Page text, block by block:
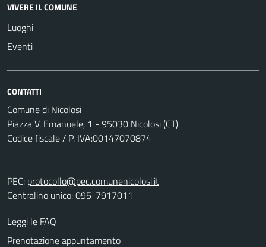
VIVERE IL COMUNE
Luoghi
Eventi
CONTATTI
Comune di Nicolosi
Piazza V. Emanuele, 1 - 95030 Nicolosi (CT)
Codice fiscale / P. IVA:00147070874
PEC: protocollo@pec.comunenicolosi.it
Centralino unico: 095-7917011
Leggi le FAQ
Prenotazione appuntamento